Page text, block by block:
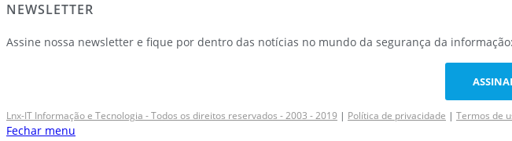
NEWSLETTER
Assine nossa newsletter e fique por dentro das notícias no mundo da segurança da informação:
Lnx-IT Informação e Tecnologia - Todos os direitos reservados - 2003 - 2019 | Política de privacidade | Termos de
Fechar menu